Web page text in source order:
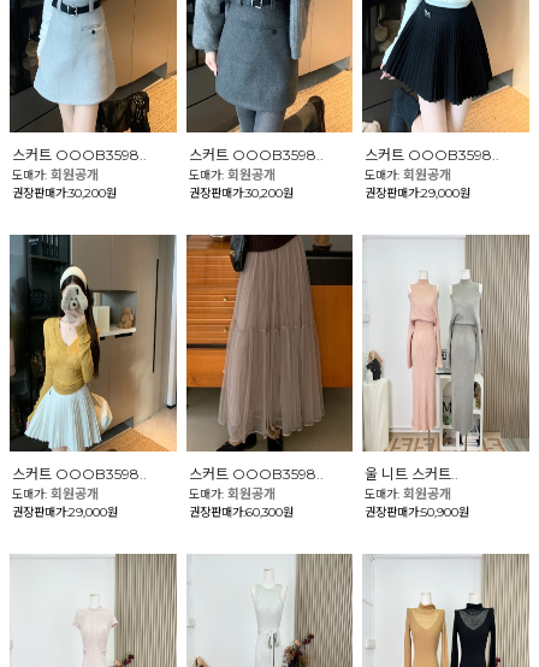
스커트 OOOB3598..
도매가: 회원공개
권장판매가:30,200원
스커트 OOOB3598..
도매가: 회원공개
권장판매가:30,200원
스커트 OOOB3598..
도매가:회원공개
권장판매가:29,000원
스커트 OOOB3598..
도매가: 회원공개
권장판매가:29,000원
스커트 OOOB3598..
도매가: 회원공개
권장판매가:60,300원
울 니트 스커트..
도매가:회원공개
권장판매가:50,900원